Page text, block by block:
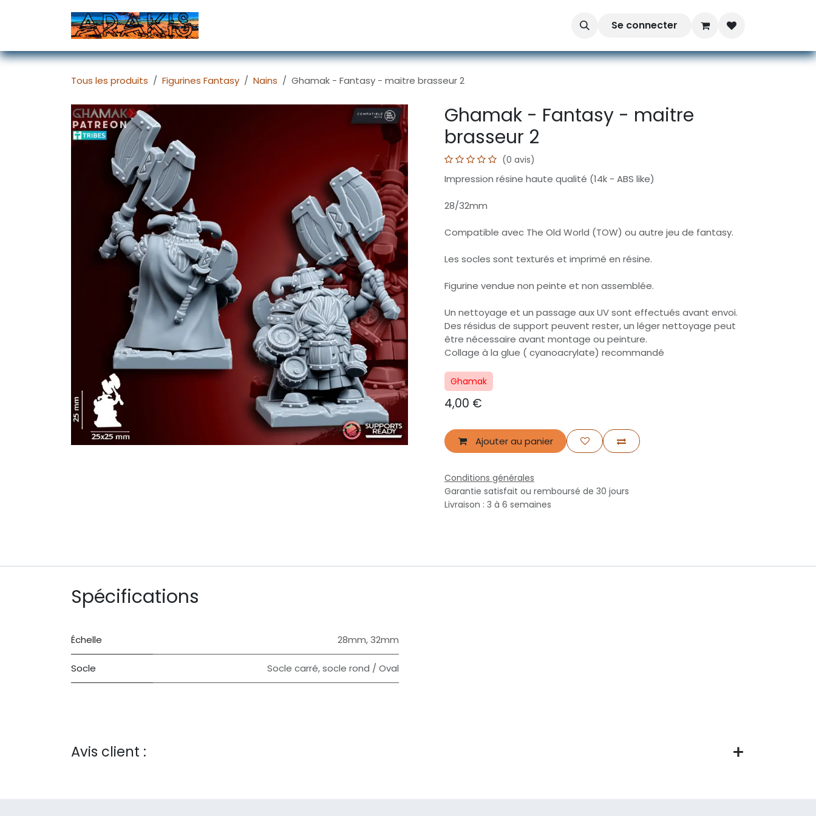
Se connecter
Tous les produits Figurines Fantasy Nains Ghamak - Fantasy - maitre brasseur 2
Ghamak - Fantasy - maitre
brasseur 2
(0 avis)
Impression résine haute qualité (14k - ABS like)
28/32mm
Compatible avec The Old World (TOW) ou autre jeu de fantasy.
Les socles sont texturés et imprimé en résine.
Figurine vendue non peinte et non assemblée.
Un nettoyage et un passage aux UV sont effectués avant envoi.
Des résidus de support peuvent rester, un léger nettoyage peut
être nécessaire avant montage ou peinture.
Collage à la glue ( cyanoacrylate) recommandé
Ghamak
4,00 €
Ajouter au panier
Conditions générales
Garantie satisfait ou remboursé de 30 jours
Livraison : 3 à 6 semaines
Spécifications
Échelle 28mm,32mm
Socle Socle carré,socle rond / Oval
Avis client :